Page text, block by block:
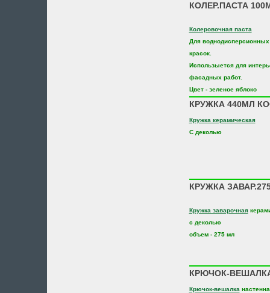
КОЛЕР.ПАСТА
Колеровочная паста
Для
красок.
Использыется для
фасадных работ.
Цвет - зеленое яблоко
КРУЖКА 440МЛ
Кружка керамическая
С деколью
КРУЖКА
Кружка заварочная
с деколью
объем - 275 мл
КРЮЧОК-
Крючок-вешалка